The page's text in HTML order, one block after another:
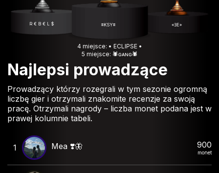
≡KSY≡
R € B € L $ «ƎE»
4 miejsce: • ECLIPSE •
5 miejsce: 🕷️ɢᴀɴɢ🕷️
Najlepsi prowadzące
Prowadzący którzy rozegrali w tym sezonie ogromną
liczbę gier i otrzymali znakomite recenzje za swoją
pracę. Otrzymali nagrody – liczba monet podana jest w
prawej kolumnie tabeli.
1 Mea ❣️🦋 900
monet